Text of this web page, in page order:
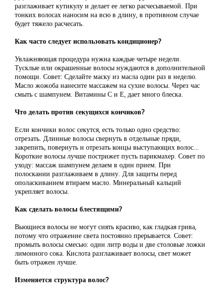
разглаживает кутикулу и делает ее легко расчесываемой. При
тонких волосах наносим на всю в длину, в противном случае
будет тяжело расчесать.
Как часто следует использовать кондиционер?
Увлажняющая процедура нужна каждые четыре недели.
Тусклые или окрашенные волосы нуждаются в дополнительной
помощи. Совет: Сделайте маску из масла один раз в неделю.
Масло жожоба нанесите массажем на сухие волосы. Через час
смыть с шампунем. Витамины С и Е, дает много блеска.
Что делать против секущихся кончиков?
Если кончики волос секутся, есть только одно средство:
отрезать. Длинные волосы свернуть в отдельные пряди,
закрепить, повернуть и отрезать концы выступающих волос…
Короткие волосы лучше пострижет пусть парикмахер. Совет по
уходу: массаж шампунем делаем в один прием. При
полоскании разглаживаем в длину. Для защиты перед
ополаскиванием втираем масло. Минеральный кальций
укрепляет волосы.
Как сделать волосы блестящими?
Вьющиеся волосы не могут сиять красиво, как гладкая грива,
потому что отражение света постоянно прерывается. Совет:
промыть волосы смесью: один литр воды и две столовые ложки
лимонного сока. Кислота разглаживает волосы, свет может
быть отражен лучше.
Изменяется структура волос?